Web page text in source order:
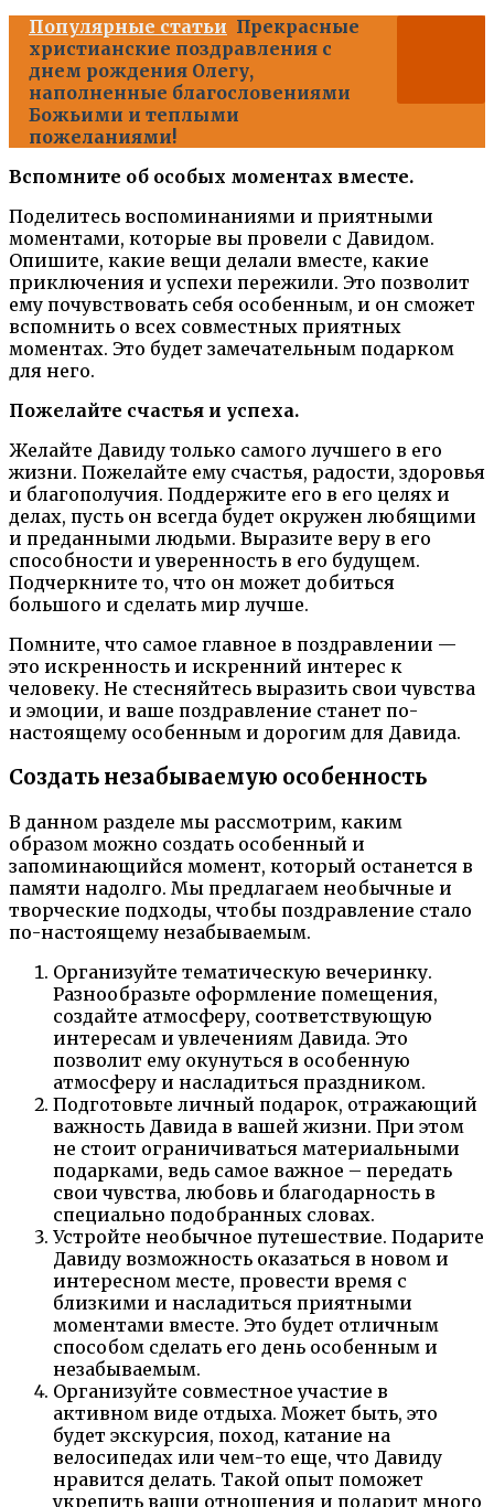
Популярные статьи Прекрасные
христианские поздравления с
днем рождения Олегу,
наполненные благословениями
Божьими и теплыми
пожеланиями!
Вспомните об особых моментах вместе.
Поделитесь воспоминаниями и приятными
моментами, которые вы провели с Давидом.
Опишите, какие вещи делали вместе, какие
приключения и успехи пережили. Это позволит
ему почувствовать себя особенным, и он сможет
вспомнить о всех совместных приятных
моментах. Это будет замечательным подарком
для него.
Пожелайте счастья и успеха.
Желайте Давиду только самого лучшего в его
жизни. Пожелайте ему счастья, радости, здоровья
и благополучия. Поддержите его в его целях и
делах, пусть он всегда будет окружен любящими
и преданными людьми. Выразите веру в его
способности и уверенность в его будущем.
Подчеркните то, что он может добиться
большого и сделать мир лучше.
Помните, что самое главное в поздравлении —
это искренность и искренний интерес к
человеку. Не стесняйтесь выразить свои чувства
и эмоции, и ваше поздравление станет по-
настоящему особенным и дорогим для Давида.
Создать незабываемую особенность
В данном разделе мы рассмотрим, каким
образом можно создать особенный и
запоминающийся момент, который останется в
памяти надолго. Мы предлагаем необычные и
творческие подходы, чтобы поздравление стало
по-настоящему незабываемым.
Организуйте тематическую вечеринку.
Разнообразьте оформление помещения,
создайте атмосферу, соответствующую
интересам и увлечениям Давида. Это
позволит ему окунуться в особенную
атмосферу и насладиться праздником.
Подготовьте личный подарок, отражающий
важность Давида в вашей жизни. При этом
не стоит ограничиваться материальными
подарками, ведь самое важное – передать
свои чувства, любовь и благодарность в
специально подобранных словах.
Устройте необычное путешествие. Подарите
Давиду возможность оказаться в новом и
интересном месте, провести время с
близкими и насладиться приятными
моментами вместе. Это будет отличным
способом сделать его день особенным и
незабываемым.
Организуйте совместное участие в
активном виде отдыха. Может быть, это
будет экскурсия, поход, катание на
велосипедах или чем-то еще, что Давиду
нравится делать. Такой опыт поможет
укрепить ваши отношения и подарит много